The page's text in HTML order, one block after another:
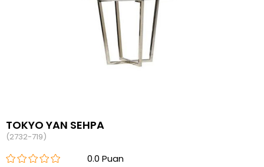
TOKYO YAN SEHPA
(2732-719)
0.0